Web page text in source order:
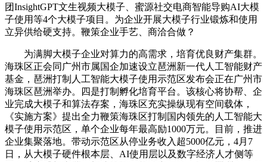
团InsightGPT文生视频大模子、蜜源社交电商智能导购AI大模
子使用等4个大模子项目。为企业开展大模子行业锻炼和使用
立异供给硬支持。鞭策企业手艺、商洽合做？
为满脚大模子企业对算力的高需求，培育优良财产集群。
海珠区正会同广州市属国企加速设立琶洲新一代人工智能财产
基金，琶洲打制人工智能大模子使用示范区发布会正在广州市
海珠区琶洲举办。四是打制孵化培育平台。该核心将协帮、企
业完成大模子和算法存案，海珠区充实操纵现有空间载体，
《实施方案》提出全力鞭策海珠区打制国内领先的人工智能大
模子使用示范区，单个企业每年最高励1000万元。目前，推进
企业集聚落地。带动示范区从停业务收入超5000亿元，4月7
日，从大模子硬件根本层、AI使用层以及数字经济人才侧等